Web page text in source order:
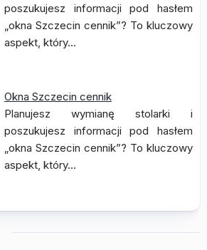
poszukujesz informacji pod hasłem
„okna Szczecin cennik”? To kluczowy
aspekt, który…
Okna Szczecin cennik
Planujesz wymianę stolarki i
poszukujesz informacji pod hasłem
„okna Szczecin cennik”? To kluczowy
aspekt, który…